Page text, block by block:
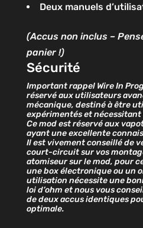
Deux manuels
(Accus non inclus –
panier !)
Sécurité
Important rappel Wire In
réservé aux utilisateurs
mécanique, destiné à être
expérimentés et
Ce mod est réservé aux
ayant une excellente
Il est vivement conseillé de
court-circuit sur vos
atomiseur sur le mod, pour
une box électronique ou un
utilisation nécessite une
loi d’ohm et nous vous
de deux accus identiques
optimale.